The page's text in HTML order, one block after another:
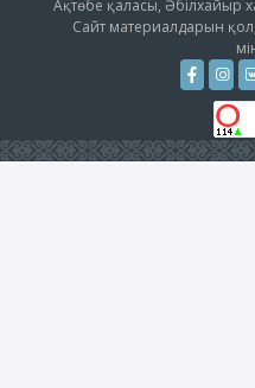
Ақтөбе қаласы, Әбілхайыр
Сайт материалдарын